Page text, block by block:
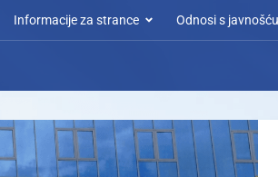
Informacije za strance Odnosi s javnošću